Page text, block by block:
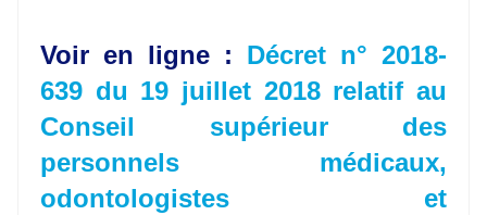
Voir en ligne : Décret n° 2018-
639 du 19 juillet 2018 relatif au
Conseil supérieur des
personnels médicaux,
odontologistes et